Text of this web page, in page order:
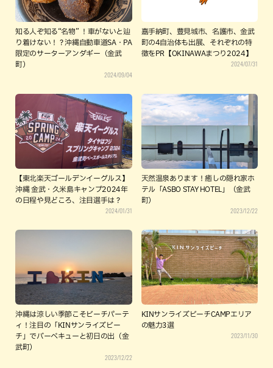
知る人ぞ知る“名物” ！車がないと辿
り着けない！？沖縄自動車道SA・PA
限定のサーターアンダギー（金武
町）
2024/09/04
嘉手納町、豊見城市、名護市、金武
町の4自治体も出展、それぞれの特
徴をPR【OKINAWAまつり2024】
2024/07/31
【東北楽天ゴールデンイーグルス】
沖縄 金武・久米島キャンプ2024年
の日程や見どころ、注目選手は？
2024/01/31
天然温泉あります！癒しの隠れ家ホ
テル「ASBO STAY HOTEL」（金武
町）
2023/12/22
沖縄は涼しい季節こそビーチパーテ
ィ！注目の「KINサンライズビー
チ」でバーベキューと初日の出（金
武町）
2023/12/22
KINサンライズビーチCAMPエリア
の魅力3選
2023/11/30